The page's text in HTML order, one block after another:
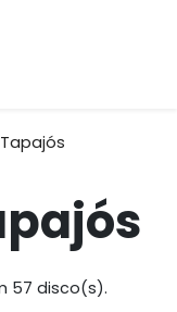
57 disco(s).